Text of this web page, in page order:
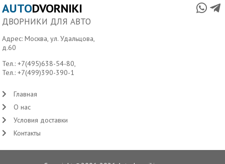
AUTODVORNIKI
ДВОРНИКИ ДЛЯ АВТО
Адрес: Москва, ул. Удальцова,
д.60
Тел.:+7(495)638-54-80,
Тел.:+7(499)390-390-1
Главная
О нас
Условия доставки
Контакты